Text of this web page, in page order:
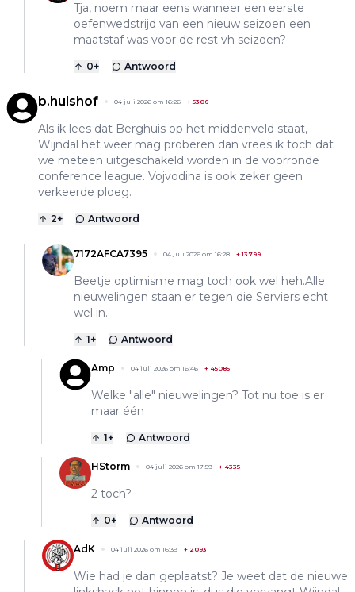
Tja, noem maar eens wanneer een eerste
oefenwedstrijd van een nieuw seizoen een
maatstaf was voor de rest vh seizoen?
0+ Antwoord
b.hulshof 04 juli 2026 om 16:26 +5306
Als ik lees dat Berghuis op het middenveld staat,
Wijndal het weer mag proberen dan vrees ik toch dat
we meteen uitgeschakeld worden in de voorronde
conference league. Vojvodina is ook zeker geen
verkeerde ploeg.
2+ Antwoord
7172AFCA7395 04 juli 2026 om 16:28 +13799
Beetje optimisme mag toch ook wel heh.Alle
nieuwelingen staan er tegen die Serviers echt
wel in.
1+ Antwoord
Amp 04 juli 2026 om 16:46 + 45085
Welke "alle" nieuwelingen? Tot nu toe is er
maar één
1+ Antwoord
HStorm 04 juli 2026 om 17:59 + 4335
2 toch?
0+ Antwoord
AdK 04 juli 2026 om 16:39 + 2093
Wie had je dan geplaatst? Je weet dat de nieuwe